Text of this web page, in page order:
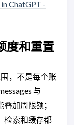
ChatGPT -
度和重置
，不是每个账
与
加周限额；
检索和缓存都